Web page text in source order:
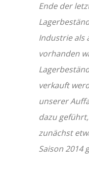
Ende der
Industrie als
vorhanden
verkauft
unserer
dazu
zunächst
Saison 2014